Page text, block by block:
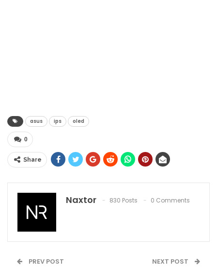
asus ips oled
0
Share
Naxtor 830 Posts 0 Comments
PREV POST NEXT POST